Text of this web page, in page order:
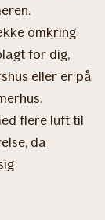
omkring
for dig,
eller er på
flere luft til
da